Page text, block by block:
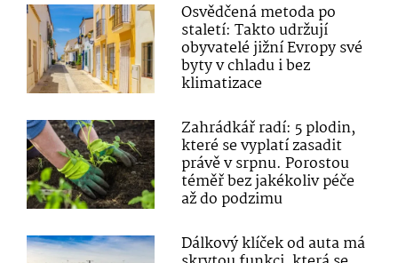
Osvědčená metoda po
staletí: Takto udržují
obyvatelé jižní Evropy své
byty v chladu i bez
klimatizace
Zahrádkář radí: 5 plodin,
které se vyplatí zasadit
právě v srpnu. Porostou
téměř bez jakékoliv péče
až do podzimu
Dálkový klíček od auta má